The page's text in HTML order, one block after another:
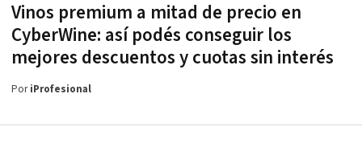
Vinos premium a mitad de precio en
CyberWine: así podés conseguir los
mejores descuentos y cuotas sin interés
PoriProfesional